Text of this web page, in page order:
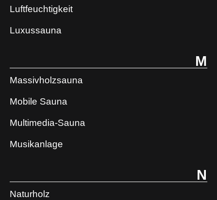
Luftfeuchtigkeit
Luxussauna
M
Massivholzsauna
Mobile Sauna
Multimedia-Sauna
Musikanlage
N
Naturholz